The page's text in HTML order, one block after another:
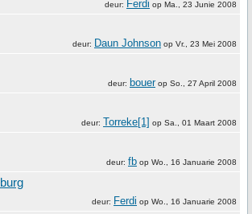
deur: Ferdi op Ma., 23 Junie 2008
deur: Daun Johnson op Vr., 23 Mei 2008
deur: bouerop So., 27 April 2008
deur: Torreke[1] op Sa., 01 Maart 2008
deur: fb op Wo., 16 Januarie 2008
deur: Ferdi op Wo., 16 Januarie 2008